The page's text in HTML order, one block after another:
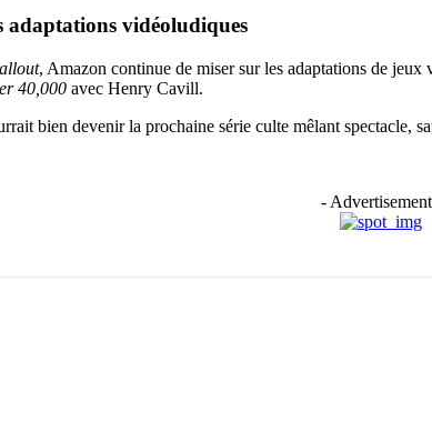
adaptations vidéoludiques
, Amazon continue de miser sur les adaptations de jeux
40,000 avec Henry Cavill.
bien devenir la prochaine série culte mêlant spectacle,
-